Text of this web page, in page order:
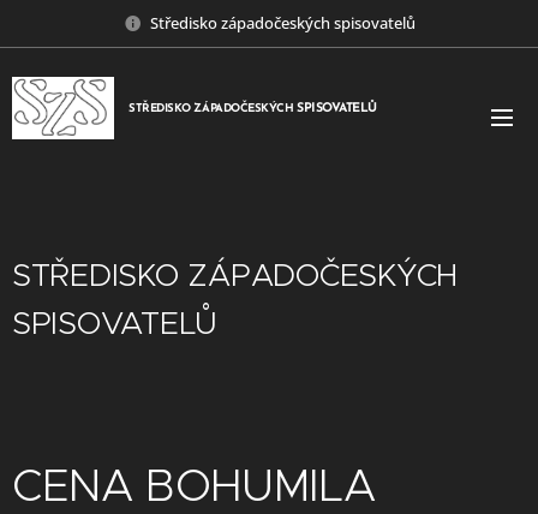
Středisko západočeských spisovatelů
STŘEDISKO ZÁPADOČESKÝCH SPISOVATELŮ
STŘEDISKO ZÁPADOČESKÝCH
SPISOVATELŮ
CENA BOHUMILA